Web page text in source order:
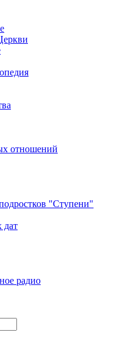
отношений
"Ступени"
дат
радио